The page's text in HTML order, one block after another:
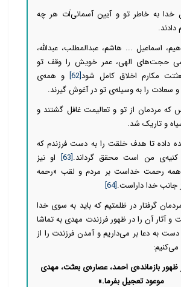
خدا به خاطر تو و آیین آسمانی‌اَت هر چه
دادند.
اسماعیل ... هاشم، عبدالمطلب، عبدالله،
حجت‌های الهی، عمر خویش را وقف تو
مکارم اخلاق کامل شود[62] و همه‌ی
و سعادت را به وسیله‌ی تو در آغوش گیرند.
که مردمان از تو و تعالیمت غافل گشتند و
و تاریک شد.
داده تا هدف خلقت را به دست فرزندم که
من است محقق گرداند.[63] او نیز
رحمت خداست بر مردم و لقب «رحمه
جانب خدا داراست.[64]
گرفتار در ظلمتیم که باید به سوی خدا
و آثار آن را در ظهور فرزندت مهدی به تماشا
به دعا بر می‌داریم و آمدن فرزندت را از
می‌کنیم:
ظهور بازمانده‌ی احمد، عصاره‌ی بعثت، مهدی
موعود تعجیل بفرما.»